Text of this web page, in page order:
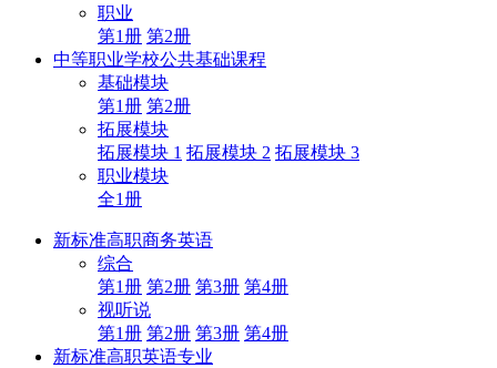
职业
第1册 第2册
中等职业学校公共基础课程
基础模块
第1册 第2册
拓展模块
拓展模块 1 拓展模块 2 拓展模块 3
职业模块
全1册
新标准高职商务英语
综合
第1册 第2册 第3册 第4册
视听说
第1册 第2册 第3册 第4册
新标准高职英语专业